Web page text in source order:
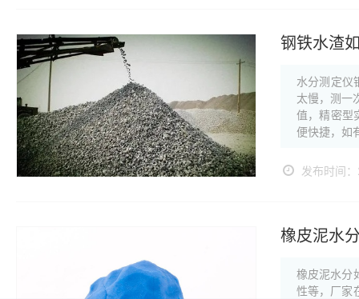
钢铁水渣
水分测定仪
太慢，测一
值，精密型
便快捷，如
发布时间
橡皮泥水
橡皮泥水分
性等，厂家